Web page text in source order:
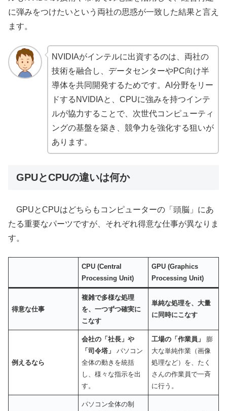
に弾みをつけたいという両社の思惑が一致した結果と言え
ます。
NVIDIAがインテルに出資するのは、両社の
技術を融合し、データセンターやPC向け半
導体を共同開発するためです。AI分野をリー
ドするNVIDIAと、CPUに強みを持つインテ
ルが協力することで、次世代コンピューティ
ングの基盤を築き、競争力を強化する狙いが
あります。
GPUとCPUの違いは何か
GPUとCPUはどちらもコンピューターの「頭脳」にあ
たる重要なパーツですが、それぞれ得意な仕事が異なりま
す。
CPU (Central
Processing Unit)
GPU (Graphics
Processing Unit)
得意な仕事
複雑で多様な処理
を、一つずつ確実に
こなす
単純な処理を、大量
に同時にこなす
例えるなら
会社の「社長」や
「司令塔」
パソコン
全体の動きを統括
し、様々な指示を出
す。
工場の「作業員」
膨
大な単純作業（画像
処理など）を、たく
さんの作業員で一斉
に行う。
パソコン全体の制